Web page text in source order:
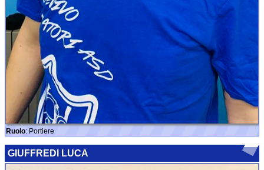
Ruolo: Portiere
GIUFFREDI LUCA